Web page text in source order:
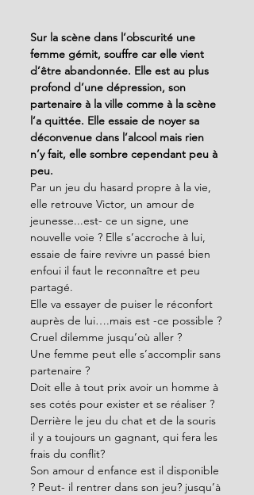
Sur la scène dans l’obscurité une
femme gémit, souffre car elle vient
d’être abandonnée. Elle est au plus
profond d’une dépression, son
partenaire à la ville comme à la scène
l’a quittée. Elle essaie de noyer sa
déconvenue dans l’alcool mais rien
n’y fait, elle sombre cependant peu à
peu.
Par un jeu du hasard propre à la vie,
elle retrouve Victor, un amour de
jeunesse...est- ce un signe, une
nouvelle voie ? Elle s’accroche à lui,
essaie de faire revivre un passé bien
enfoui il faut le reconnaître et peu
partagé.
Elle va essayer de puiser le réconfort
auprès de lui….mais est -ce possible ?
Cruel dilemme jusqu’où aller ?
Une femme peut elle s’accomplir sans
partenaire ?
Doit elle à tout prix avoir un homme à
ses cotés pour exister et se réaliser ?
Derrière le jeu du chat et de la souris
il y a toujours un gagnant, qui fera les
frais du conflit?
Son amour d enfance est il disponible
? Peut- il rentrer dans son jeu? jusqu’à